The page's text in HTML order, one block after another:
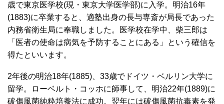
歳で東京医学校(現・東京大学医学部)に入学。明治16年
(1883)に卒業すると、適塾出身の長与専斎が局長であった
内務省衛生局に奉職しました。医学校在学中、柴三郎は
「医者の使命は病気を予防することにある」という確信を
得たといいます。
2年後の明治18年(1885)、33歳でドイツ・ベルリン大学に
留学。ローベルト・コッホに師事して、明治22年(1889)に
破傷風菌純粋培養法に成功。翌年には破傷風菌抗毒素を発